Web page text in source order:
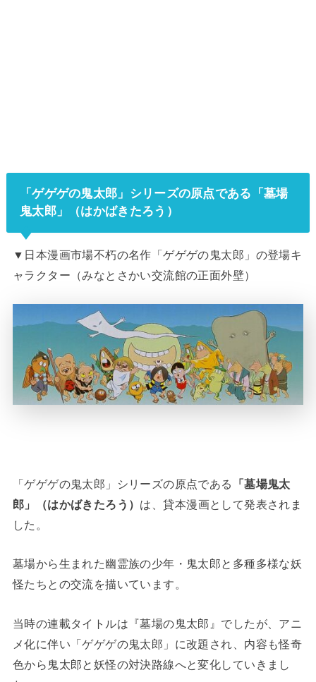
「ゲゲゲの鬼太郎」シリーズの原点である「墓場
鬼太郎」（はかばきたろう）
▼日本漫画市場不朽の名作「ゲゲゲの鬼太郎」の登場キ
ャラクター（みなとさかい交流館の正面外壁）
「ゲゲゲの鬼太郎」シリーズの原点である
「墓場鬼太
郎」（はかばきたろう） は、貸本漫画として発表されま
した。
墓場から生まれた幽霊族の少年・鬼太郎と多種多様な妖
怪たちとの交流を描いています。
当時の連載タイトルは『墓場の鬼太郎』でしたが、アニ
メ化に伴い「ゲゲゲの鬼太郎」に改題され、内容も怪奇
色から鬼太郎と妖怪の対決路線へと変化していきまし